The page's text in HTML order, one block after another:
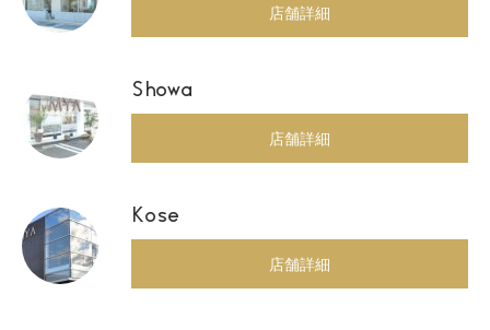
店舗詳細
Showa
店舗詳細
Kose
店舗詳細